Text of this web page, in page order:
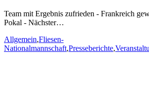
Team mit Ergebnis zufrieden - Frankreich
Pokal - Nächster…
Allgemein,Fliesen-
Nationalmannschaft,Presseberichte,